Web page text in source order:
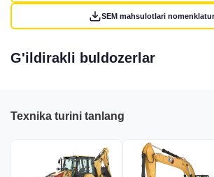
SEM mahsulotlari
G'ildirakli buldozerlar
Texnika turini tanlang